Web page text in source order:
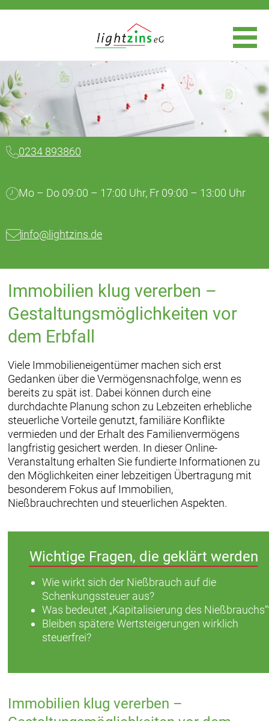
0234 893860
Mo – Do 09:00 – 17:00 Uhr, Fr 09:00 – 13:00 Uhr
info@lightzins.de
Immobilien klug vererben –
Gestaltungsmöglichkeiten vor
dem Erbfall
Viele Immobilieneigentümer machen sich erst
Gedanken über die Vermögensnachfolge, wenn es
bereits zu spät ist. Dabei können durch eine
durchdachte Planung schon zu Lebzeiten erhebliche
steuerliche Vorteile genutzt, familiäre Konflikte
vermieden und der Erhalt des Familienvermögens
langfristig gesichert werden. In dieser Online-
Veranstaltung erhalten Sie fundierte Informationen zu
den Möglichkeiten einer lebzeitigen Übertragung mit
besonderem Fokus auf Immobilien,
Nießbrauchrechten und steuerlichen Aspekten.
Wichtige Fragen, die geklärt werden
Wie wirkt sich der Nießbrauch auf die
Schenkungssteuer aus?
Was bedeutet „Kapitalisierung des
Bleiben spätere Wertsteigerungen wirklich
steuerfrei?
Immobilien klug vererben –